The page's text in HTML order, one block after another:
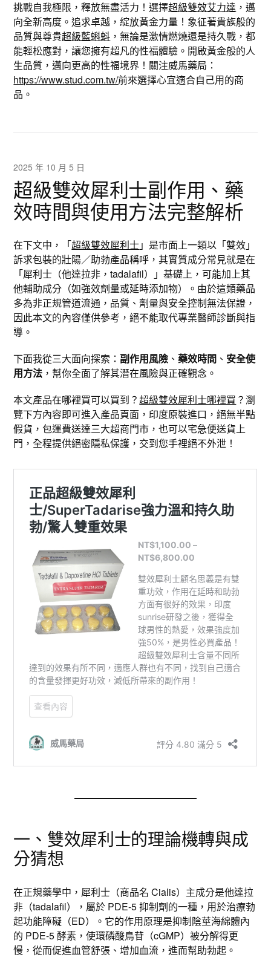
挑戰自我極限，釋放無盡活力！選擇超級雙效艾力達 ，邁
向全新高度。追求卓越，綻放黃金力量！象征著貴族般的
品質與尊貴超級藍蝌蚪 ，無論是激情燃燒還是持久戰，都
能輕松應對，讓您擁有超凡的性福體驗。開啟黃金般的人
生品質，邁向更高的性福境界！關注威馬藥局：
https://www.stud.com.tw/前來選擇心宜適合自己用的商
品。
2025 年 10 月 5 日
超級雙效犀利士副作用、藥
效時間與使用方法完整解析
在下文中，「超級雙效犀利士」是市面上一類以「雙效」
訴求包裝的壯陽／助勃產品稱呼，其實質成分常見就是在
「犀利士（他達拉非，tadalafil）」基礎上，可能加上其
他輔助成分（如強效劑量或延時添加物）。由於這類藥品
多為非正規管道流通，品質、劑量與安全控制無法保證，
因此本文的內容僅供參考，絕不能取代專業醫師診斷與指
導。
下面我從三大面向探索： 副作用風險 、 藥效時間 、 安全使
用方法 ，幫你全面了解其潛在風險與正確觀念。
本文產品在哪裡買可以買到？超級雙效犀利士哪裡買 ？瀏
覽下方內容即可進入產品頁面，印度原裝進口，絕無半點
假貨，包運費送達三大超商門市，也可以宅急便送貨上
門，全程提供絕密隱私保護，交到您手裡絕不外泄！
一、雙效犀利士的理論機轉與成
分猜想
在正規藥學中，犀利士（商品名 Cialis）主成分是他達拉
非（tadalafil），屬於 PDE-5 抑制劑的一種，用於治療勃
起功能障礙（ED）。它的作用原理是抑制陰莖海綿體內
的 PDE-5 酵素，使環磷酸鳥苷（cGMP）被分解得更
慢，從而促進血管舒張、增加血流，進而幫助勃起。​